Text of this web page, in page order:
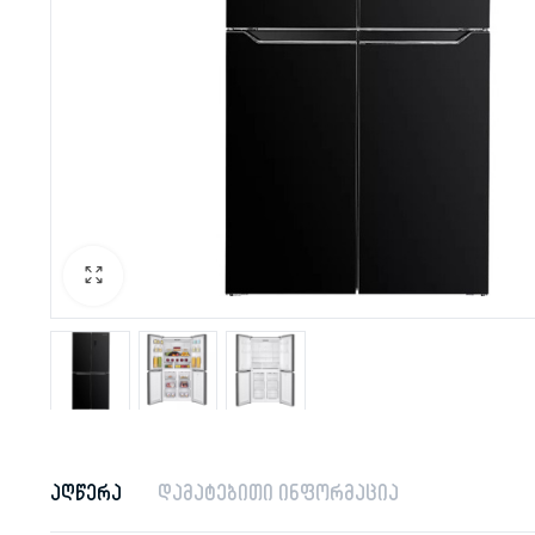
აღწერა დამატებითი ინფორმაცია